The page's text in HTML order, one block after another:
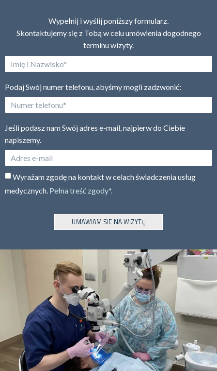
Wypełnij i wyślij poniższy formularz.
Skontaktujemy się z Tobą w celu umówienia dogodnego
terminu wizyty.
Podaj Swój numer telefonu, abyśmy mogli zadzwonić:
Jeśli podasz nam Swój adres e-mail, najpierw do Ciebie
napiszemy.
Wyrażam zgodę na kontakt w celach świadczenia usług
medycznych. Pełna treść zgody*.
UMAWIAM SIE NA WIZYTĘ